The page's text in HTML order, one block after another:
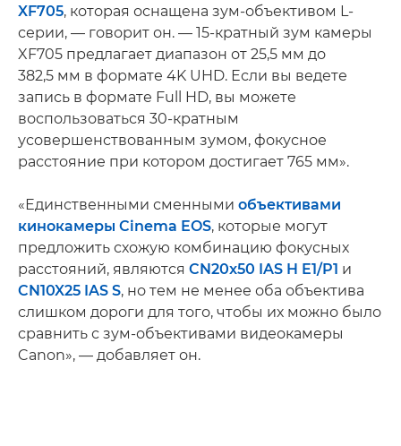
XF705, которая оснащена зум-объективом L-
серии, — говорит он. — 15-кратный зум камеры
XF705 предлагает диапазон от 25,5 мм до
382,5 мм в формате 4K UHD. Если вы ведете
запись в формате Full HD, вы можете
воспользоваться 30-кратным
усовершенствованным зумом, фокусное
расстояние при котором достигает 765 мм».
«Единственными сменными объективами
кинокамеры Cinema EOS, которые могут
предложить схожую комбинацию фокусных
расстояний, являются CN20x50 IAS H E1/P1 и
CN10X25 IAS S, но тем не менее оба объектива
слишком дороги для того, чтобы их можно было
сравнить с зум-объективами видеокамеры
Canon», — добавляет он.